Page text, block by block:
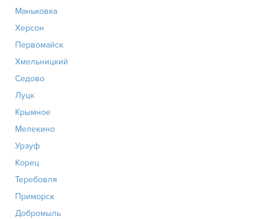
Маньковка
Херсон
Первомайск
Хмельницкий
Седово
Луцк
Крымное
Мелекино
Урзуф
Корец
Теребовля
Приморск
Добромыль